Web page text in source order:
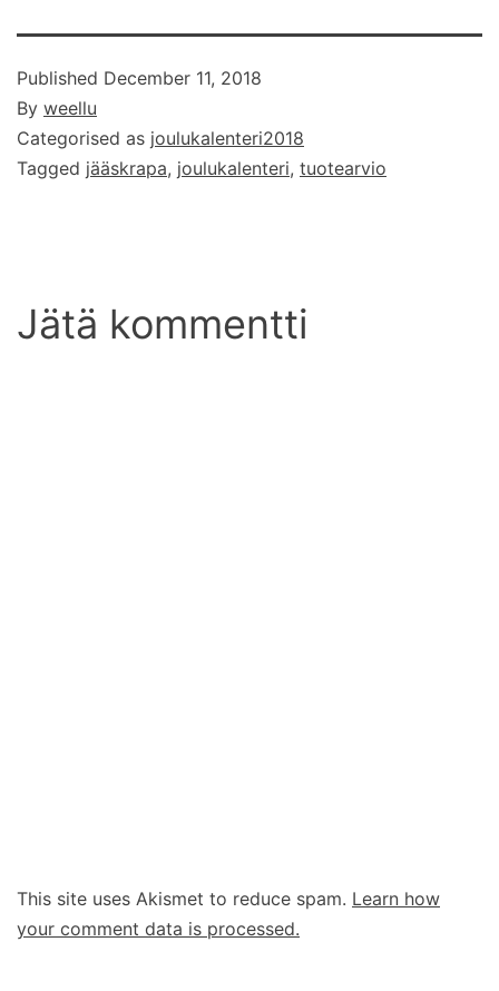
Published December 11, 2018
By weellu
Categorised as joulukalenteri2018
Tagged jääskrapa, joulukalenteri, tuotearvio
Jätä kommentti
This site uses Akismet to reduce spam. Learn how
your comment data is processed.